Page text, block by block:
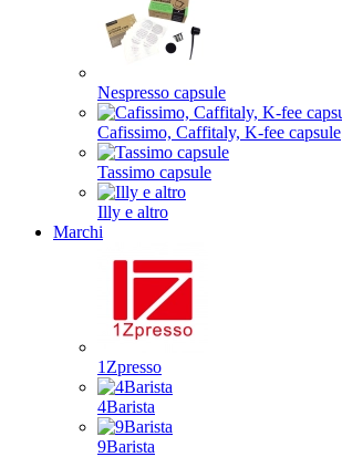
Nespresso capsule
Cafissimo, Caffitaly, K-fee capsule
Tassimo capsule
Illy e altro
Marchi
1Zpresso
4Barista
9Barista